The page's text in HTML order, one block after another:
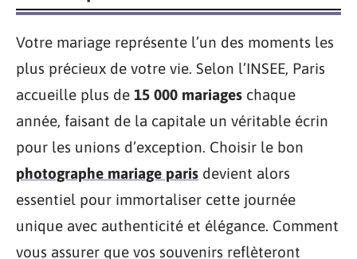
Votre mariage représente l’un des moments les
plus précieux de votre vie. Selon l’INSEE, Paris
accueille plus de 15 000 mariages chaque
année, faisant de la capitale un véritable écrin
pour les unions d’exception. Choisir le bon
photographe mariage paris devient alors
essentiel pour immortaliser cette journée
unique avec authenticité et élégance. Comment
vous assurer que vos souvenirs reflèteront